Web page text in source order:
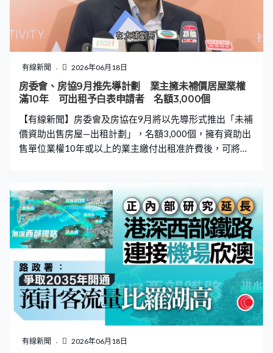
人是一個前線員工，還是一個廚師員工？我們接下來很快
要續約，因為很多外勞來港已經兩年，如果以新機制計
算，意味有些外勞員工原本在香港工作，我們就不夠配額
跟他再簽約，這對我們的業界影響十分之太大。」 輸入外
勞是為了紓緩人手短缺，但政府提到飲食業空缺率約5%，
同時失業率約6%，主要是45歲以上具經驗的餐飲從業員。
郭宏興：「最主要的問題就是公司給的福利和薪金，給員
聘廣告，各方面是低於我們行業的市場
有線新聞 2026年06月18日
房委會、房協9月推先導計劃 業主擁未補價居屋業權
滿10年 可出租予白表申請者 名額3,000個
【有線新聞】房委會及房協在9月將以先導形式推出「未補
價資助出售房屋—出租計劃」，名額3,000個，擁有資助出
售單位業權10年或以上的業主繳付出租准許費後，可將未
同事給我看不是太貴，新界一萬元以下，八、九千元可以
租到一個居屋單位；若在巿區可能一萬多元。若是劏房，
新界劏房都不便宜，要七、八千元在大埔劏房。我覺得對
白表申請者等候中的，若果真的有興趣，可以看看這些居
屋，在巿場上可以合法出租的資助房屋單位，其實真的可
以改善他們居住環境。」
有線新聞 2026年06月18日